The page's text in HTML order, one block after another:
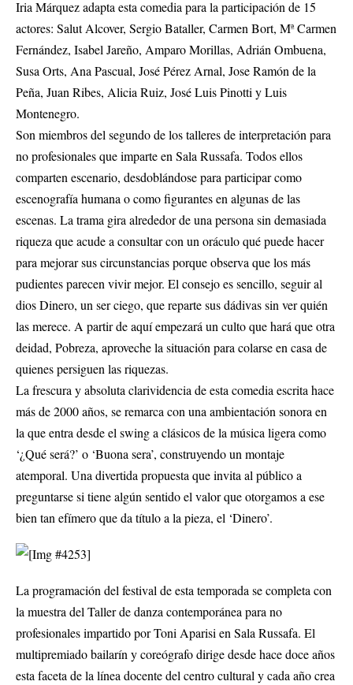
Iria Márquez adapta esta comedia para la participación de 15
actores: Salut Alcover, Sergio Bataller, Carmen Bort, Mª Carmen
Fernández, Isabel Jareño, Amparo Morillas, Adrián Ombuena,
Susa Orts, Ana Pascual, José Pérez Arnal, Jose Ramón de la
Peña, Juan Ribes, Alicia Ruiz, José Luis Pinotti y Luis
Montenegro.
Son miembros del segundo de los talleres de interpretación para
no profesionales que imparte en Sala Russafa. Todos ellos
comparten escenario, desdoblándose para participar como
escenografía humana o como figurantes en algunas de las
escenas. La trama gira alrededor de una persona sin demasiada
riqueza que acude a consultar con un oráculo qué puede hacer
para mejorar sus circunstancias porque observa que los más
pudientes parecen vivir mejor. El consejo es sencillo, seguir al
dios Dinero, un ser ciego, que reparte sus dádivas sin ver quién
las merece. A partir de aquí empezará un culto que hará que otra
deidad, Pobreza, aproveche la situación para colarse en casa de
quienes persiguen las riquezas.
La frescura y absoluta clarividencia de esta comedia escrita hace
más de 2000 años, se remarca con una ambientación sonora en
la que entra desde el swing a clásicos de la música ligera como
‘¿Qué será?’ o ‘Buona sera’, construyendo un montaje
atemporal. Una divertida propuesta que invita al público a
preguntarse si tiene algún sentido el valor que otorgamos a ese
bien tan efímero que da título a la pieza, el ‘Dinero’.
La programación del festival de esta temporada se completa con
la muestra del Taller de danza contemporánea para no
profesionales impartido por Toni Aparisi en Sala Russafa. El
multipremiado bailarín y coreógrafo dirige desde hace doce años
esta faceta de la línea docente del centro cultural y cada año crea